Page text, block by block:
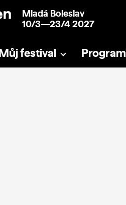
Mladá Boleslav
10/3—23/4 2027
Můj festival Program